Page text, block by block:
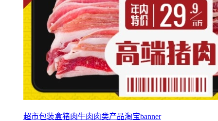
超市包装盒猪肉牛肉肉类产品淘宝banner